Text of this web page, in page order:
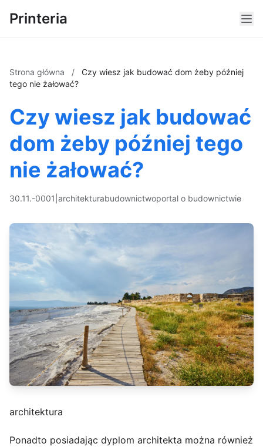
Printeria
Strona główna /
Czy wiesz jak budować dom żeby później
tego nie żałować?
Czy wiesz jak budować
dom żeby później tego
nie żałować?
30.11.-0001 architekturabudownictwoportal o budownictwie
architektura
Ponadto posiadając dyplom architekta można również